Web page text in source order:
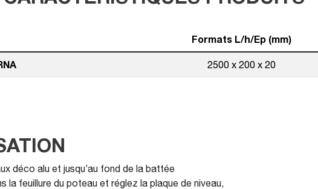
Formats L/h/Ep (mm)
2500 x 200 x 20
déco alu et jusqu’au fond de la battée
feuillure du poteau et réglez la plaque de niveau,